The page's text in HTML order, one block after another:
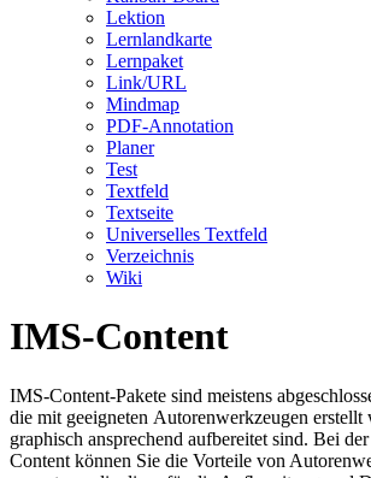
Lektion
Lernlandkarte
Lernpaket
Link/URL
Mindmap
PDF-Annotation
Planer
Test
Textfeld
Textseite
Universelles Textfeld
Verzeichnis
Wiki
IMS-Content
IMS-Content-Pakete sind meistens
die mit geeigneten Autorenwerkzeugen erstellt
graphisch ansprechend aufbereitet sind. Bei
Content können Sie die Vorteile von